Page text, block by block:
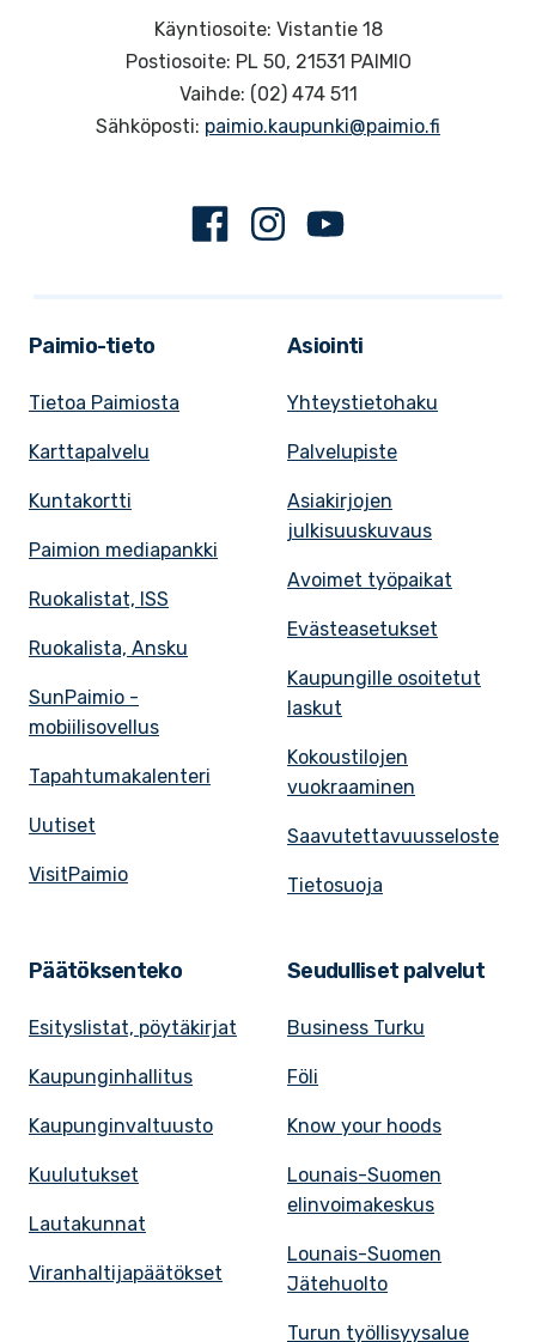
Käyntiosoite: Vistantie 18
Postiosoite: PL 50, 21531 PAIMIO
Vaihde: (02) 474 511
Sähköposti: paimio.kaupunki@paimio.fi
FacebookInstagram
Paimio-tieto
Tietoa Paimiosta
Karttapalvelu
Kuntakortti
Paimion mediapankki
Ruokalistat, ISS
Ruokalista, Ansku
SunPaimio -
mobiilisovellus
Tapahtumakalenteri
Uutiset
VisitPaimio
Asiointi
Yhteystietohaku
Palvelupiste
Asiakirjojen
julkisuuskuvaus
Avoimet työpaikat
Evästeasetukset
Kaupungille osoitetut
laskut
Kokoustilojen
vuokraaminen
Saavutettavuusseloste
Tietosuoja
Päätöksenteko
Esityslistat, pöytäkirjat
Kaupunginhallitus
Kaupunginvaltuusto
Kuulutukset
Lautakunnat
Viranhaltijapäätökset
Seudulliset palvelut
Business Turku
Föli
Know your hoods
Lounais-Suomen
elinvoimakeskus
Lounais-Suomen
Jätehuolto
Turun työllisyysalue